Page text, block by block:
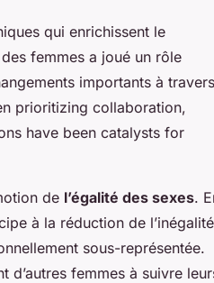
qui enrichissent le
femmes a joué un rôle
importants à travers
prioritizing collaboration,
have been catalysts for
de l’égalité des sexes.
à la réduction de l’inégalité
sous-représentée.
d’autres femmes à suivre